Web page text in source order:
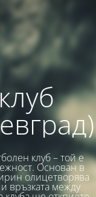
клуб – той е
Основан в
олицетворява
връзката между